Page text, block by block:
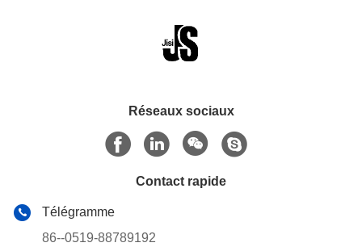
Réseaux sociaux
Contact rapide
Télégramme
86--0519-88789192